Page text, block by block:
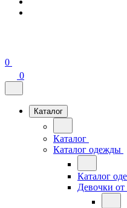
0
0
Каталог
Каталог
Каталог одежды
Каталог
Девочки от